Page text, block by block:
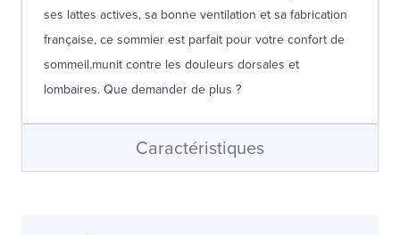
ses lattes actives, sa bonne ventilation et sa fabrication
française, ce sommier est parfait pour votre confort de
sommeil.munit contre les douleurs dorsales et
lombaires. Que demander de plus ?
Caractéristiques